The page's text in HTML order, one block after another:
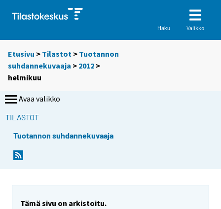
Haku Valikko
Etusivu > Tilastot > Tuotannon
suhdannekuvaaja > 2012 >
helmikuu
Avaa valikko
TILASTOT
Tuotannon suhdannekuvaaja
Tämä sivu on arkistoitu.